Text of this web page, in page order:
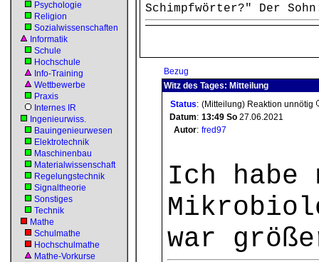
Psychologie
Religion
Sozialwissenschaften
Informatik
Schule
Hochschule
Info-Training
Wettbewerbe
Praxis
Internes IR
Ingenieurwiss.
Bauingenieurwesen
Elektrotechnik
Maschinenbau
Materialwissenschaft
Regelungstechnik
Signaltheorie
Sonstiges
Technik
Mathe
Schulmathe
Hochschulmathe
Mathe-Vorkurse
Schimpfwörter?" Der
Bezug
Witz des Tages: Mitteilung
Status: (Mitteilung) Reaktion unnötig
Datum: 13:49 So 27.06.2021
Autor: fred97
Ich habe
war